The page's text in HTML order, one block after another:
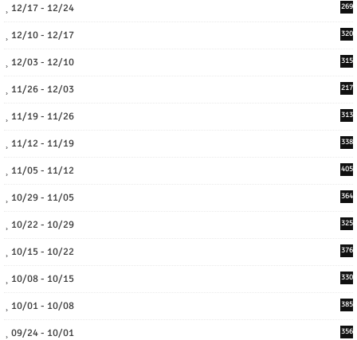
12/17 - 12/24 269
12/10 - 12/17 320
12/03 - 12/10 315
11/26 - 12/03 217
11/19 - 11/26 313
11/12 - 11/19 338
11/05 - 11/12 405
10/29 - 11/05 364
10/22 - 10/29 325
10/15 - 10/22 376
10/08 - 10/15 330
10/01 - 10/08 385
09/24 - 10/01 356